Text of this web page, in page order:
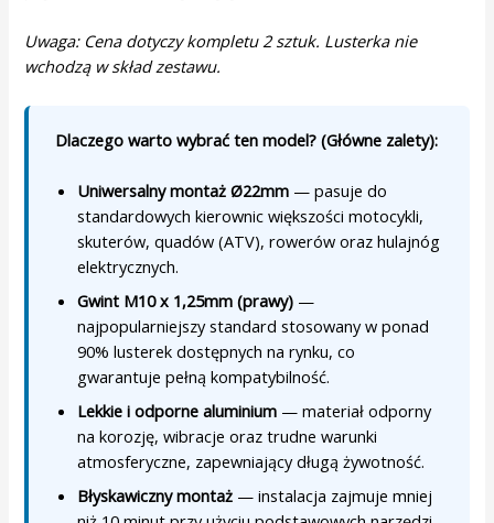
Uwaga: Cena dotyczy kompletu 2 sztuk. Lusterka nie
wchodzą w skład zestawu.
Dlaczego warto wybrać ten model? (Główne zalety):
Uniwersalny montaż Ø22mm — pasuje do
standardowych kierownic większości motocykli,
skuterów, quadów (ATV), rowerów oraz hulajnóg
elektrycznych.
Gwint M10 x 1,25mm (prawy) —
najpopularniejszy standard stosowany w ponad
90% lusterek dostępnych na rynku, co
gwarantuje pełną kompatybilność.
Lekkie i odporne aluminium — materiał odporny
na korozję, wibracje oraz trudne warunki
atmosferyczne, zapewniający długą żywotność.
Błyskawiczny montaż — instalacja zajmuje mniej